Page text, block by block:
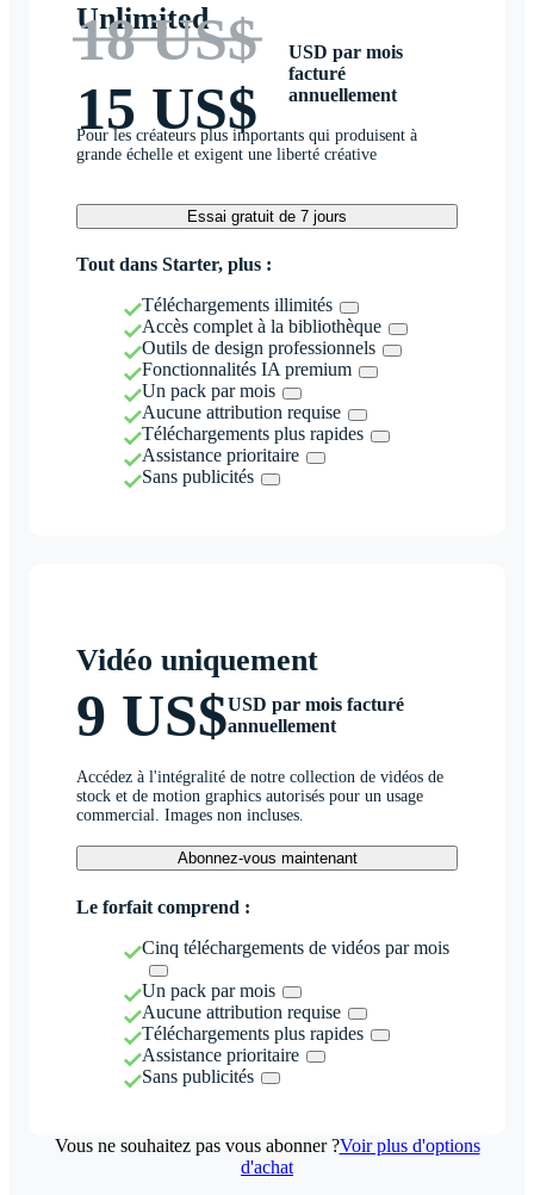
Unlimited
18 US$
15 US$
USD par mois
facturé
annuellement
Pour les créateurs plus importants qui produisent à
grande échelle et exigent une liberté créative
Essai gratuit de 7 jours
Tout dans Starter, plus :
Téléchargements illimités
Accès complet à la bibliothèque
Outils de design professionnels
Fonctionnalités IA premium
Un pack par mois
Aucune attribution requise
Téléchargements plus rapides
Assistance prioritaire
Sans publicités
Vidéo uniquement
9 US$USD par mois facturé
annuellement
Accédez à l'intégralité de notre collection de vidéos de
stock et de motion graphics autorisés pour un usage
commercial. Images non incluses.
Abonnez-vous maintenant
Le forfait comprend :
Cinq téléchargements de vidéos par mois
Un pack par mois
Aucune attribution requise
Téléchargements plus rapides
Assistance prioritaire
Sans publicités
Vous ne souhaitez pas vous abonner ?Voir plus d'options
d'achat